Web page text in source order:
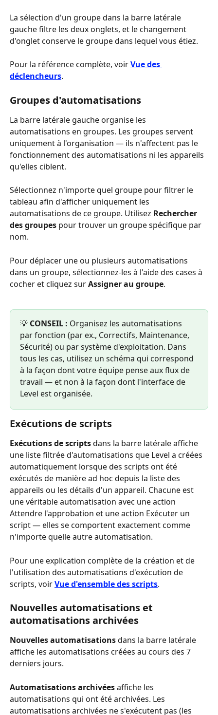
La sélection d'un groupe dans la barre latérale
gauche filtre les deux onglets, et le changement
d'onglet conserve le groupe dans lequel vous étiez.
Pour la référence complète, voir Vue des
déclencheurs.
Groupes d'automatisations
La barre latérale gauche organise les
automatisations en groupes. Les groupes servent
uniquement à l'organisation — ils n'affectent pas le
fonctionnement des automatisations ni les appareils
qu'elles ciblent.
Sélectionnez n'importe quel groupe pour filtrer le
tableau afin d'afficher uniquement les
automatisations de ce groupe. Utilisez Rechercher
des groupes pour trouver un groupe spécifique par
nom.
Pour déplacer une ou plusieurs automatisations
dans un groupe, sélectionnez-les à l'aide des cases à
cocher et cliquez sur Assigner au groupe.
💡 CONSEIL : Organisez les automatisations
par fonction (par ex., Correctifs, Maintenance,
Sécurité) ou par système d'exploitation. Dans
tous les cas, utilisez un schéma qui correspond
à la façon dont votre équipe pense aux flux de
travail — et non à la façon dont l'interface de
Level est organisée.
Exécutions de scripts
Exécutions de scripts dans la barre latérale affiche
une liste filtrée d'automatisations que Level a créées
automatiquement lorsque des scripts ont été
exécutés de manière ad hoc depuis la liste des
appareils ou les détails d'un appareil. Chacune est
une véritable automatisation avec une action
Attendre l'approbation et une action Exécuter un
script — elles se comportent exactement comme
n'importe quelle autre automatisation.
Pour une explication complète de la création et de
l'utilisation des automatisations d'exécution de
scripts, voir Vue d'ensemble des scripts.
Nouvelles automatisations et
automatisations archivées
Nouvelles automatisations dans la barre latérale
affiche les automatisations créées au cours des 7
derniers jours.
Automatisations archivées affiche les
automatisations qui ont été archivées. Les
automatisations archivées ne s'exécutent pas (les